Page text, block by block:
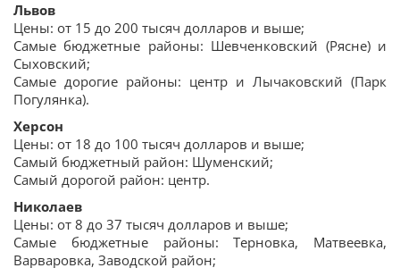
Львов
Цены: от 15 до 200 тысяч долларов и выше;
Самые бюджетные районы: Шевченковский (Рясне) и
Сыховский;
Самые дорогие районы: центр и Лычаковский (Парк
Погулянка).
Херсон
Цены: от 18 до 100 тысяч долларов и выше;
Самый бюджетный район: Шуменский;
Самый дорогой район: центр.
Николаев
Цены: от 8 до 37 тысяч долларов и выше;
Самые бюджетные районы: Терновка, Матвеевка,
Варваровка, Заводской район;